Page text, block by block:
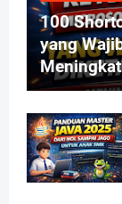
100
yang